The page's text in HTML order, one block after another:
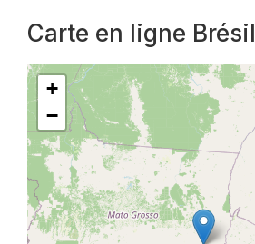
Carte en ligne Brésil
+
−